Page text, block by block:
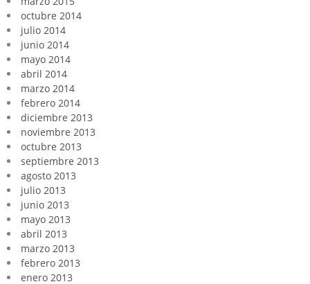
octubre 2014
julio 2014
junio 2014
mayo 2014
abril 2014
marzo 2014
febrero 2014
diciembre 2013
noviembre 2013
octubre 2013
septiembre 2013
agosto 2013
julio 2013
junio 2013
mayo 2013
abril 2013
marzo 2013
febrero 2013
enero 2013